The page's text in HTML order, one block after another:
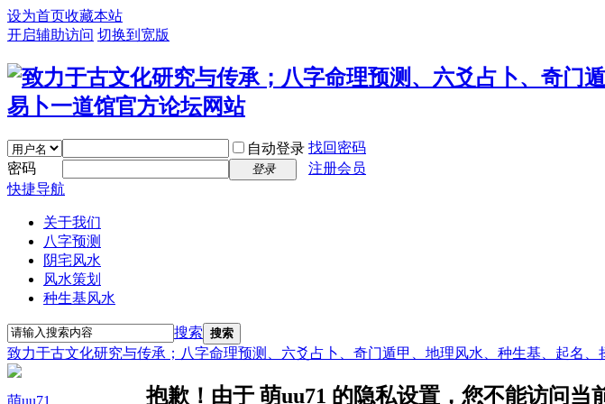
设为首页收藏本站
开启辅助访问 切换到宽版
自动登录 找回密码
密码
登录
注册会员
快捷导航
关于我们
八字预测
阴宅风水
风水策划
种生基风水
搜索 搜索
致力于古文化研究与传承；八字命理预测、六爻占卜、奇门遁甲、地理风水、种生基、起名
萌uu71 抱歉！由于 萌uu71 的隐私设置，您不能访问当